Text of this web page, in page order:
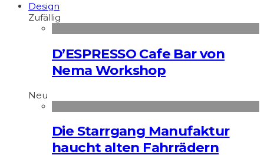
Design
Zufällig
D’ESPRESSO Cafe Bar von
Nema Workshop
Neu
Die Starrgang Manufaktur
haucht alten Fahrrädern